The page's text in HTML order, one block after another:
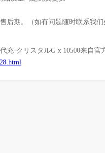
后期。（如有问题随时联系我们
充-クリスタルG x 10500来自官